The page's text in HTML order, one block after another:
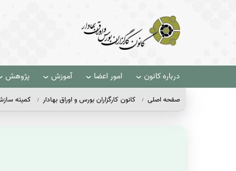
درباره کانون امور اعضا آموزش پژوهش
صفحه اصلی کانون کارگزاران بورس و اوراق بهادار کمیته